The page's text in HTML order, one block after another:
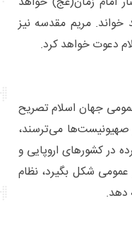
مریم مقدسه نیز
دعوت خواهد کرد.
جهان اسلام تصریح
صهیونیست‌ها می‌ترسند،
در کشورهای اروپایی و
عمومی شکل بگیرد، نظام
دهد.